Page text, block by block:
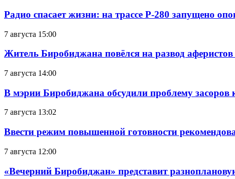
Радио спасает жизни: на трассе Р-280 запущено
7 августа 15:00
Житель Биробиджана повёлся на развод
7 августа 14:00
В мэрии Биробиджана обсудили проблему засоров
7 августа 13:02
Ввести режим повышенной готовности
7 августа 12:00
«Вечерний Биробиджан» представит